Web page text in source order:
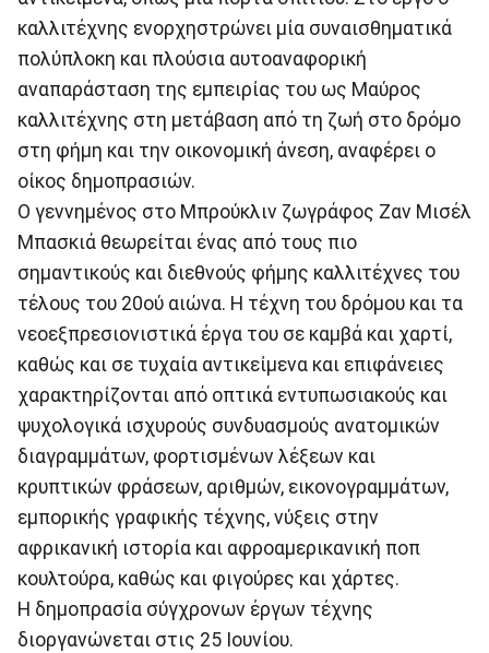
καλλιτέχνης ενορχηστρώνει μία συναισθηματικά
πολύπλοκη και πλούσια αυτοαναφορική
αναπαράσταση της εμπειρίας του ως Μαύρος
καλλιτέχνης στη μετάβαση από τη ζωή στο δρόμο
στη φήμη και την οικονομική άνεση, αναφέρει ο
οίκος δημοπρασιών.
Ο γεννημένος στο Μπρούκλιν ζωγράφος Ζαν Μισέλ
Μπασκιά θεωρείται ένας από τους πιο
σημαντικούς και διεθνούς φήμης καλλιτέχνες του
τέλους του 20ού αιώνα. Η τέχνη του δρόμου και τα
νεοεξπρεσιονιστικά έργα του σε καμβά και χαρτί,
καθώς και σε τυχαία αντικείμενα και επιφάνειες
χαρακτηρίζονται από οπτικά εντυπωσιακούς και
ψυχολογικά ισχυρούς συνδυασμούς ανατομικών
διαγραμμάτων, φορτισμένων λέξεων και
κρυπτικών φράσεων, αριθμών, εικονογραμμάτων,
εμπορικής γραφικής τέχνης, νύξεις στην
αφρικανική ιστορία και αφροαμερικανική ποπ
κουλτούρα, καθώς και φιγούρες και χάρτες.
Η δημοπρασία σύγχρονων έργων τέχνης
διοργανώνεται στις 25 Ιουνίου.